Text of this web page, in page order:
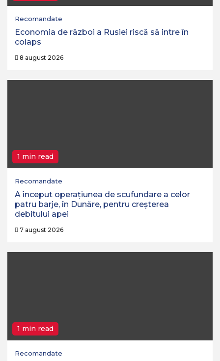
Recomandate
Economia de război a Rusiei riscă să intre în
colaps
8 august 2026
1 min read
Recomandate
A început operaţiunea de scufundare a celor
patru barje, în Dunăre, pentru creşterea
debitului apei
7 august 2026
1 min read
Recomandate